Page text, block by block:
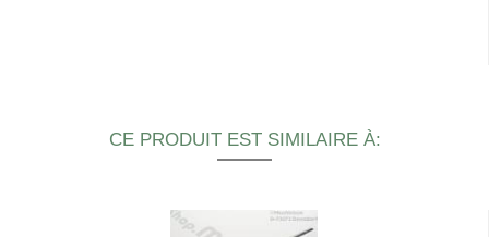
CE PRODUIT EST SIMILAIRE À: